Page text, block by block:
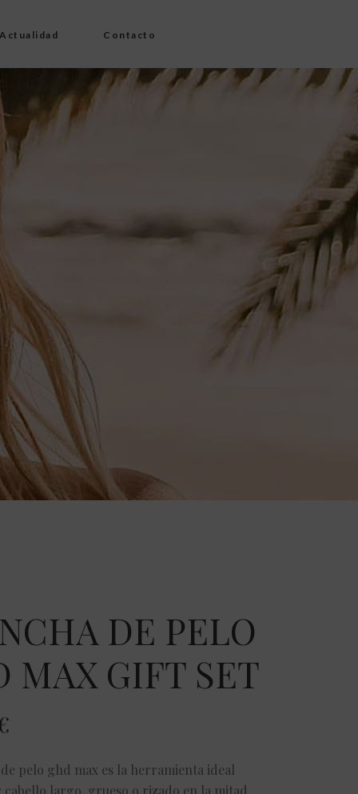
Actualidad Contacto
DE PELO
MAX GIFT SET
pelo ghd max es la herramienta ideal
largo, grueso o rizado en la mitad